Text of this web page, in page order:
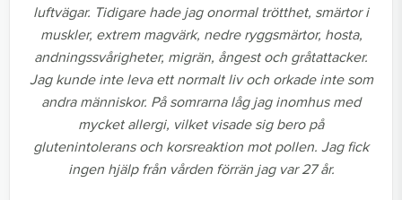
luftvägar. Tidigare hade jag onormal trötthet, smärtor i
muskler, extrem magvärk, nedre ryggsmärtor, hosta,
andningssvårigheter, migrän, ångest och gråtattacker.
Jag kunde inte leva ett normalt liv och orkade inte som
andra människor. På somrarna låg jag inomhus med
mycket allergi, vilket visade sig bero på
glutenintolerans och korsreaktion mot pollen. Jag fick
ingen hjälp från vården förrän jag var 27 år.